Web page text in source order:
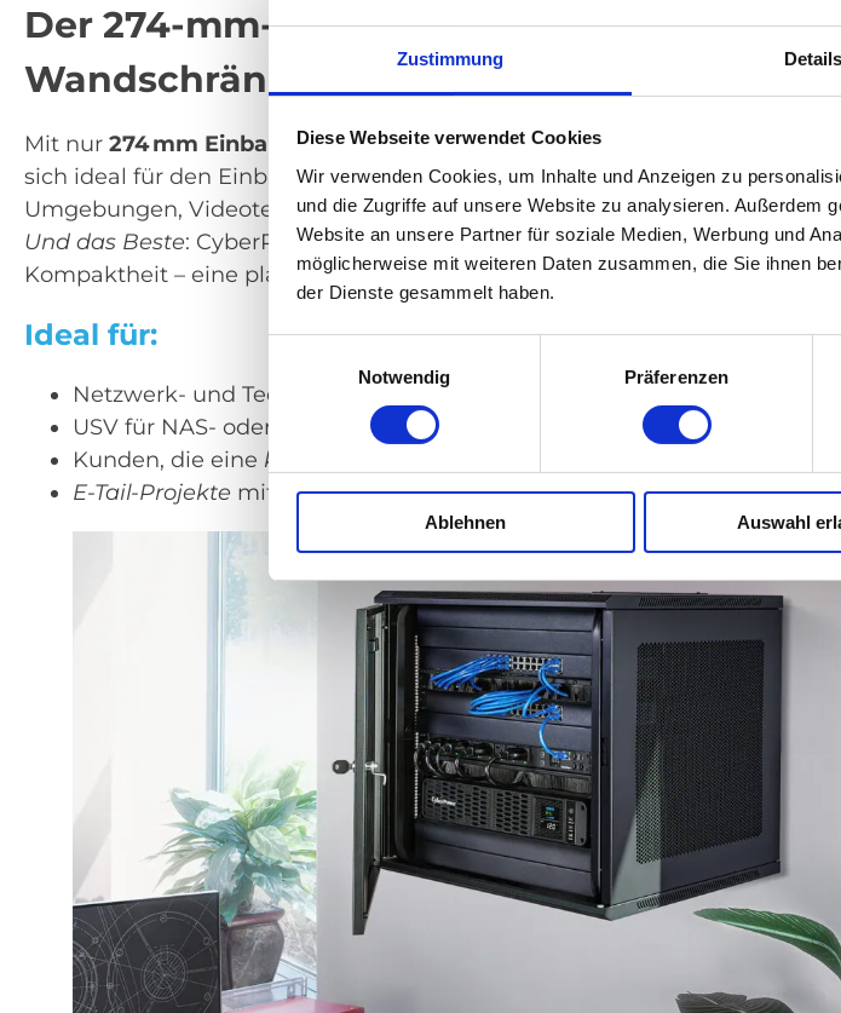
Zustimmung Details
Diese Webseite verwendet Cookies
Wir verwenden Cookies, um Inhalte und Anzeigen zu
und die Zugriffe auf unsere Website zu analysieren. Außerdem
Website an unsere Partner für soziale Medien, Werbung und
möglicherweise mit weiteren Daten zusammen, die Sie ihnen
der Dienste gesammelt haben.
Notwendig
Präferenzen
Ablehnen Auswahl
Der 274-mm-Gamechanger – passt auch
Wandschränke
Mit nur 274 mm Einbautiefeist diese USV-Serie besonders platzsparend
sich ideal für den Einbau in flachen IT- oder Wandschränken. Ideal für
Umgebungen, Videotechnik oder NAS-Systeme, wo Platz absolute
Und das Beste: CyberPower setzt mit dieser Einbautiefe derzeit Maßstäbe
Kompaktheit – eine platzsparende Alternative zuAPCundEaton .
Ideal für:
Netzwerk- und Technikschränke mit
USV für NAS- oder Server-Systeme mit Active-PFC
Kunden, die eine kosteneffiziente Business-Lösung
E-Tail-Projekte mit smarter Plug-and-Play-Infrastruktur